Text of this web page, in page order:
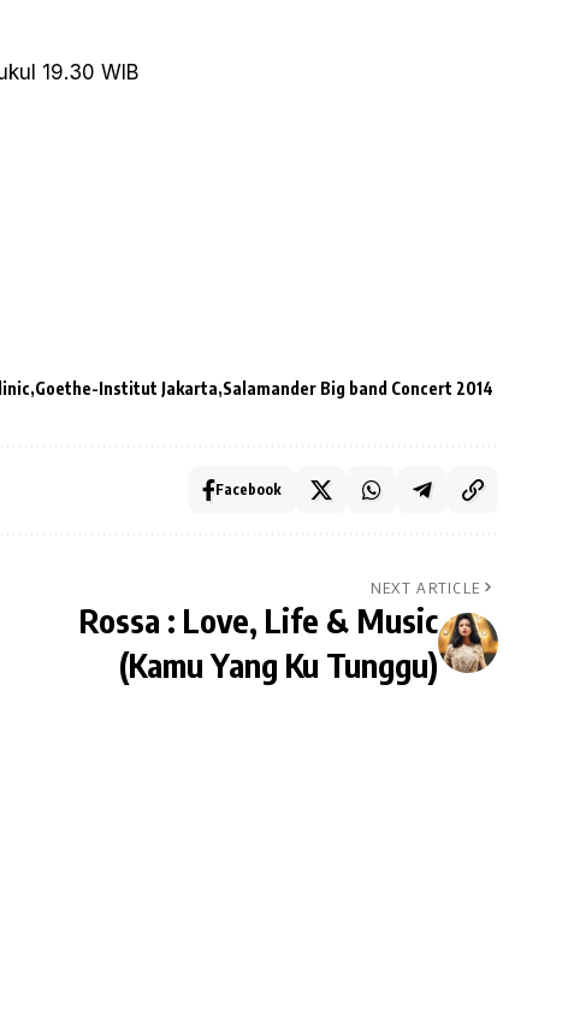
19.30 WIB
Goethe-Institut Jakarta Salamander Big band Concert 2014
Facebook
NEXT ARTICLE
Rossa : Love, Life & Music
(Kamu Yang Ku Tunggu)